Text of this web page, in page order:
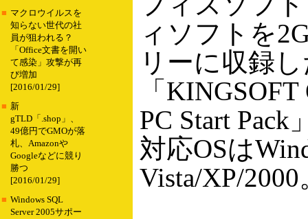
■ マクロウイルスを
知らない世代の社
員が狙われる？
「Office文書を開い
て感染」攻撃が再
び増加
[2016/01/29]
■ 新
gTLD「.shop」、
49億円でGMOが落
札、Amazonや
Googleなどに競り
勝つ
[2016/01/29]
■ Windows SQL
Server 2005サポー
ィソフトを
リーに収録
「
PC Start
対応OSは
Vista/XP/